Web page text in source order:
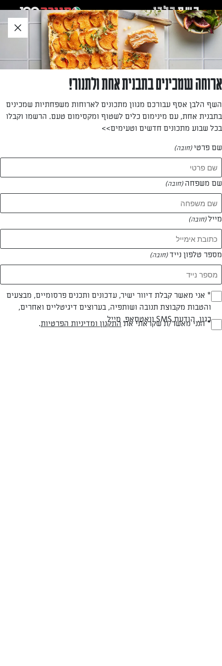
לאזור
תוכן
תחתון
אמיר מוסאי
—
המתכונים של אמיר מוסאי
1 מתכונים
ארוחה שמכינים בתבנית אחת ולתנור!
השף הלבן אסף עבורכם מגוון מתכונים לארוחות משפחתיות שמכינים
בתבנית אחת, עם מינימום כלים לשטוף ומקסימום טעם. הרשמו וקבלו
בכל שבוע מתכונים חדשים וטעימים>>
שם פרטי(חובה)
שם משפחה (חובה)
מייל(חובה)
מספר טלפון נייד(חובה)
(חובה)* אני מאשר קבלת דיוור ישיר, עדכונים ותכנים פרסומיים, מבצעים
והטבות מקבוצת תנובה ושותפיה, בערוצים דיגיטליים ואחרים,
כגון, הודעת SMS וואטסאפ, מייל(חובה)* הנני מאשר/ת שקראתי את התקנון ומדיניות הפרטיות.